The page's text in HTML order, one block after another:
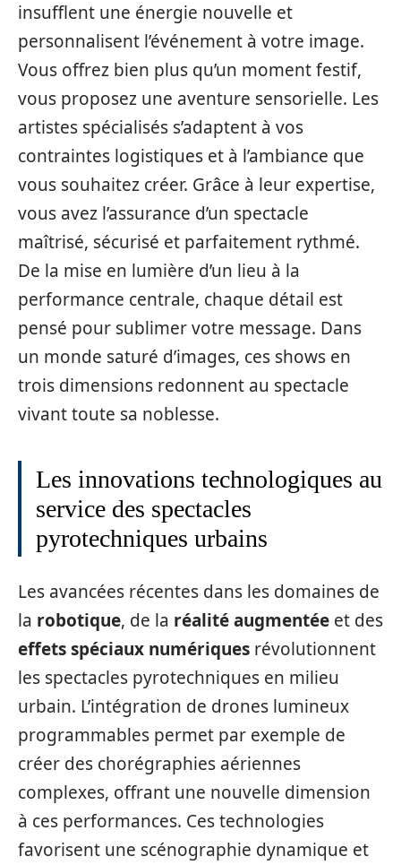
insufflent une énergie nouvelle et
personnalisent l’événement à votre image.
Vous offrez bien plus qu’un moment festif,
vous proposez une aventure sensorielle. Les
artistes spécialisés s’adaptent à vos
contraintes logistiques et à l’ambiance que
vous souhaitez créer. Grâce à leur expertise,
vous avez l’assurance d’un spectacle
maîtrisé, sécurisé et parfaitement rythmé.
De la mise en lumière d’un lieu à la
performance centrale, chaque détail est
pensé pour sublimer votre message. Dans
un monde saturé d’images, ces shows en
trois dimensions redonnent au spectacle
vivant toute sa noblesse.
Les innovations technologiques au
service des spectacles
pyrotechniques urbains
Les avancées récentes dans les domaines de
la robotique, de la réalité augmentée et des
effets spéciaux numériques révolutionnent
les spectacles pyrotechniques en milieu
urbain. L’intégration de drones lumineux
programmables permet par exemple de
créer des chorégraphies aériennes
complexes, offrant une nouvelle dimension
à ces performances. Ces technologies
favorisent une scénographie dynamique et